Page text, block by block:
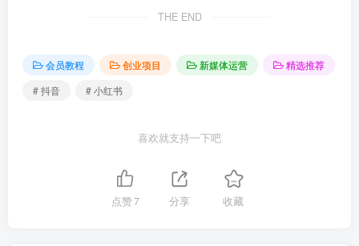
THE END
会员教程 创业项目 新媒体运营
精选推荐
# 抖音
# 小红书
喜欢就支持一下吧
点赞7 分享 收藏